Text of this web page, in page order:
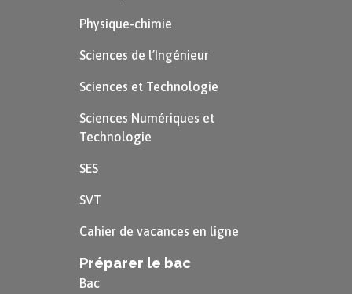
Physique-chimie
Sciences de l’Ingénieur
Sciences et Technologie
Sciences Numériques et
Technologie
SES
SVT
Cahier de vacances en ligne
Préparer le bac
Bac